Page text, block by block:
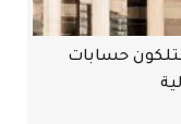
يمتلكون حسابات